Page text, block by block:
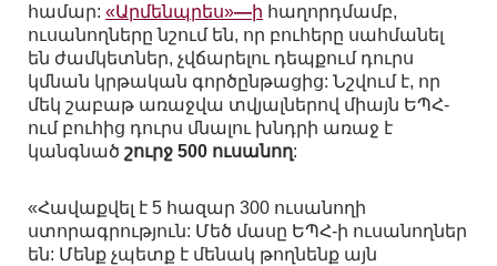
համար: «Արմենպրես»—ի հաղորդմամբ,
ուսանողները նշում են, որ բուհերը սահմանել
են ժամկետներ, չվճարելու դեպքում դուրս
կմնան կրթական գործընթացից: Նշվում է, որ
մեկ շաբաթ առաջվա տվյալներով միայն ԵՊՀ-
ում բուհից դուրս մնալու խնդրի առաջ է
կանգնած շուրջ 500 ուսանող:
«Հավաքվել է 5 հազար 300 ուսանողի
ստորագրություն: Մեծ մասը ԵՊՀ-ի ուսանողներ
են: Մենք չպետք է մենակ թողնենք այն